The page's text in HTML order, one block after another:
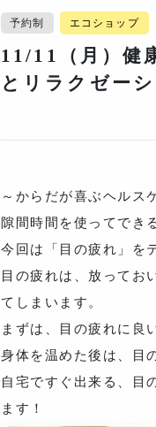
予約制 エコショップ
11/11（月）健
とリラクゼー
～からだが喜ぶヘルス
隙間時間を使ってでき
今回は「目の疲れ」を
目の疲れは、放ってお
てしまいます。
まずは、目の疲れに良
身体を温めた後は、目
自宅ですぐ出来る、目
ます！